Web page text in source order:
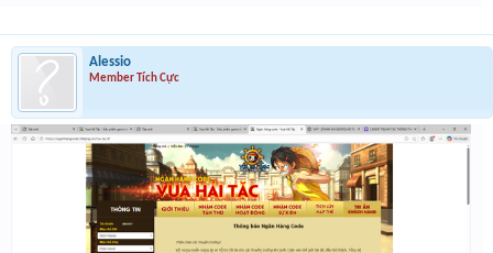
Alessio
Member Tích Cực